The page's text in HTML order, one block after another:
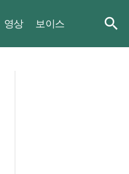
영상 보이스